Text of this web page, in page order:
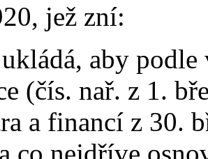
jež zní:
aby podle
(čís. nař. z 1.
a financí z 30.
co nejdříve